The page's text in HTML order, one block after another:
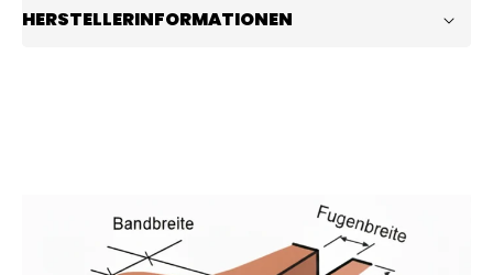
HERSTELLERINFORMATIONEN